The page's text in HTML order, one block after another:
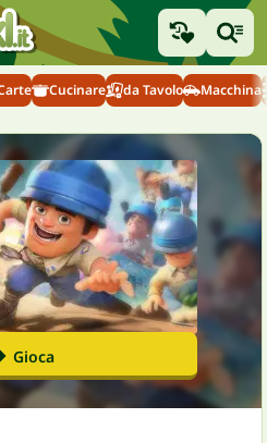
Cucinare da Tavolo Macchina
Gioca